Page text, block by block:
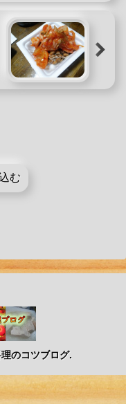
む
のコツブログ.